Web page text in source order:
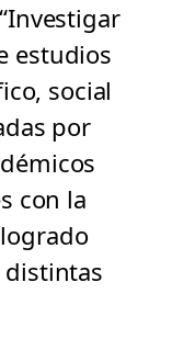
estudios
social
por
con la
distintas